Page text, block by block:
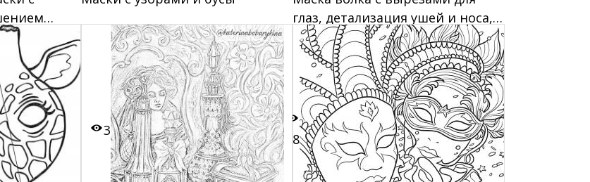
глаз, детализация ушей и носа,
контуры шерсти
3
28